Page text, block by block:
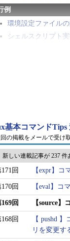
例
環境設定ファイル
シェルスクリプト
コマンドはシェ
用できます。ビ
※1
し、
版
は
基本コマンドTips
の掲載をメールで受け
新しい連載記事が 237 件
171 【expr】
170 【eval】
169 【source
168
【 pushd
リを変更す